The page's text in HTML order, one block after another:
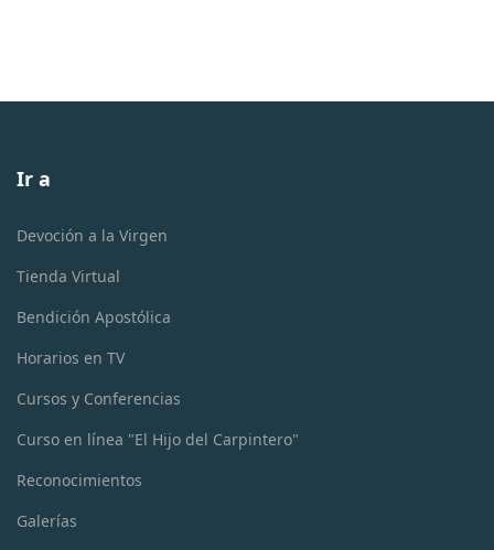
Ir a
Devoción a la Virgen
Tienda Virtual
Bendición Apostólica
Horarios en TV
Cursos y Conferencias
Curso en línea "El Hijo del Carpintero"
Reconocimientos
Galerías